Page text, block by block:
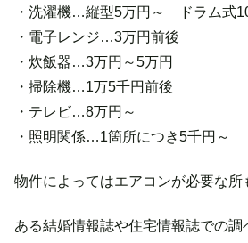
・洗濯機…縦型5万円～ ドラム式
・電子レンジ…3万円前後
・炊飯器…3万円～5万円
・掃除機…1万5千円前後
・テレビ…8万円～
・照明関係…1箇所につき5千円～
物件によってはエアコンが必要な所
ある結婚情報誌や住宅情報誌での調